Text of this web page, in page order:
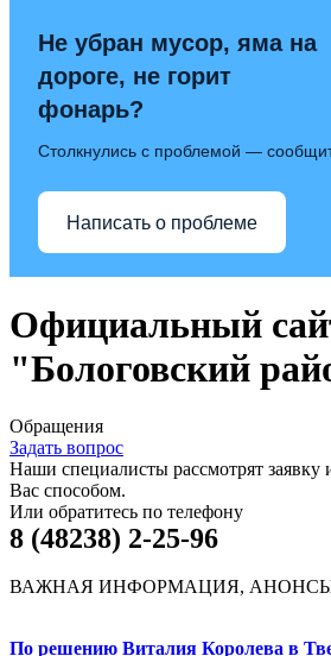
Не убран мусор, яма на
дороге, не горит
фонарь?
Столкнулись с проблемой —
Написать о проблеме
Официальный
"Бологовский
Обращения
Задать вопрос
Наши специалисты рассмотрят заявку
Вас способом.
Или обратитесь по телефону
8 (48238) 2-25-96
ВАЖНАЯ ИНФОРМАЦИЯ,
По решению Виталия Королева в